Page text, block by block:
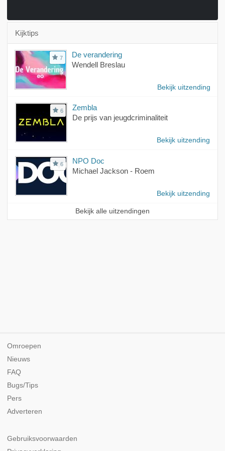
Kijktips
7
De verandering
Wendell Breslau
Bekijk uitzending
6
Zembla
De prijs van jeugdcriminaliteit
Bekijk uitzending
6
NPO Doc
Michael Jackson - Roem
Bekijk uitzending
Bekijk alle uitzendingen
Omroepen
Nieuws
FAQ
Bugs/Tips
Pers
Adverteren
Gebruiksvoorwaarden